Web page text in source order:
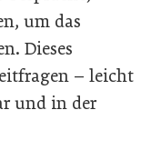
um das
Dieses
– leicht
und in der